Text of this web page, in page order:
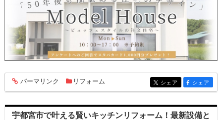
entry529
パーマリンク リフォーム entry529
シェア entry529
シェア
宇都宮市で叶える賢いキッチンリフォーム！最新設備と